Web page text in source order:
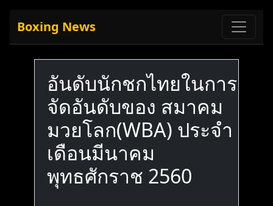
Boxing News
อันดับนักชกไทยในการ
จัดอันดับของ สมาคม
มวยโลก(WBA) ประจำ
เดือนมีนาคม
พุทธศักราช 2560